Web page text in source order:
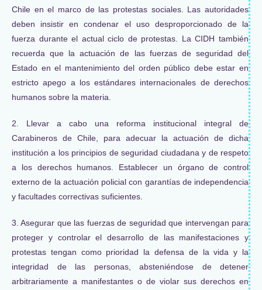
Chile en el marco de las protestas sociales. Las autoridades
deben insistir en condenar el uso desproporcionado de la
fuerza durante el actual ciclo de protestas. La CIDH también
recuerda que la actuación de las fuerzas de seguridad del
Estado en el mantenimiento del orden público debe estar en
estricto apego a los estándares internacionales de derechos
humanos sobre la materia.
2. Llevar a cabo una reforma institucional integral de
Carabineros de Chile, para adecuar la actuación de dicha
institución a los principios de seguridad ciudadana y de respeto
a los derechos humanos. Establecer un órgano de control
externo de la actuación policial con garantías de independencia
y facultades correctivas suficientes.
3. Asegurar que las fuerzas de seguridad que intervengan para
proteger y controlar el desarrollo de las manifestaciones y
protestas tengan como prioridad la defensa de la vida y la
integridad de las personas, absteniéndose de detener
arbitrariamente a manifestantes o de violar sus derechos en